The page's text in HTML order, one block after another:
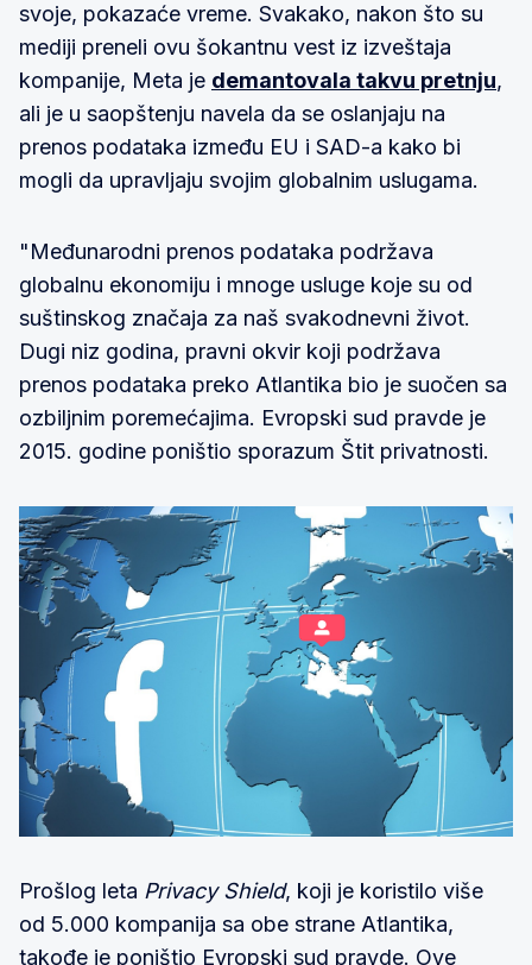
svoje, pokazaće vreme. Svakako, nakon što su
mediji preneli ovu šokantnu vest iz izveštaja
kompanije, Meta je demantovala takvu pretnju,
ali je u saopštenju navela da se oslanjaju na
prenos podataka između EU i SAD-a kako bi
mogli da upravljaju svojim globalnim uslugama.
"Međunarodni prenos podataka podržava
globalnu ekonomiju i mnoge usluge koje su od
suštinskog značaja za naš svakodnevni život.
Dugi niz godina, pravni okvir koji podržava
prenos podataka preko Atlantika bio je suočen sa
ozbiljnim poremećajima. Evropski sud pravde je
2015. godine poništio sporazum Štit privatnosti.
Prošlog leta Privacy Shield, koji je koristilo više
od 5.000 kompanija sa obe strane Atlantika,
takođe je poništio Evropski sud pravde. Ove